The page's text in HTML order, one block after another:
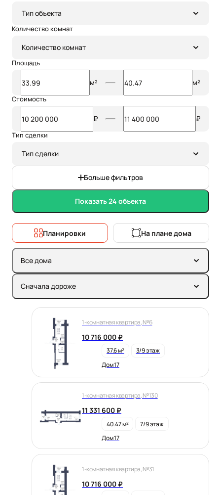
Тип объекта
Количество комнат
Количество комнат
Площадь
м² м²
Стоимость
₽ ₽
Тип сделки
Тип сделки
Больше фильтров
Показать 24 объекта
Планировки На плане дома
Все дома
Сначала дороже
1-комнатная квартира, №6
10 716 000 ₽
37.6 м²
3/9 этаж
Дом 17
1-комнатная квартира, №130
11 331 600 ₽
40.47 м²
7/9 этаж
Дом 17
1-комнатная квартира, №31
10 716 000 ₽